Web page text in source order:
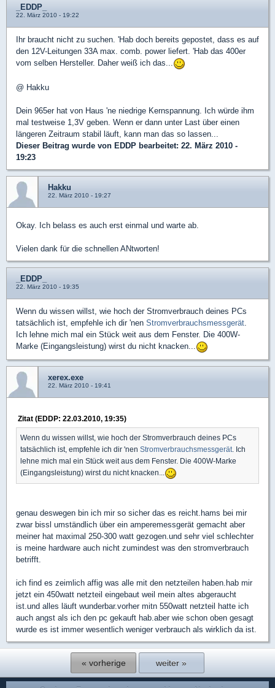
_EDDP_
22. März 2010 - 19:22
Ihr braucht nicht zu suchen. 'Hab doch bereits gepostet, dass es auf
den 12V-Leitungen 33A max. comb. power liefert. 'Hab das 400er
vom selben Hersteller. Daher weiß ich das...
@ Hakku
Dein 965er hat von Haus 'ne niedrige Kernspannung. Ich würde ihm
mal testweise 1,3V geben. Wenn er dann unter Last über einen
längeren Zeitraum stabil läuft, kann man das so lassen...
Dieser Beitrag wurde von EDDP bearbeitet: 22. März 2010 -
19:23
Hakku
22. März 2010 - 19:27
Okay. Ich belass es auch erst einmal und warte ab.
Vielen dank für die schnellen ANtworten!
_EDDP_
22. März 2010 - 19:35
Wenn du wissen willst, wie hoch der Stromverbrauch deines PCs
tatsächlich ist, empfehle ich dir 'nen Stromverbrauchsmessgerät.
Ich lehne mich mal ein Stück weit aus dem Fenster. Die 400W-
Marke (Eingangsleistung) wirst du nicht knacken...
xerex.exe
22. März 2010 - 19:41
Zitat (EDDP: 22.03.2010, 19:35)
Wenn du wissen willst, wie hoch der Stromverbrauch deines PCs
tatsächlich ist, empfehle ich dir 'nen Stromverbrauchsmessgerät . Ich
lehne mich mal ein Stück weit aus dem Fenster. Die 400W-Marke
(Eingangsleistung) wirst du nicht knacken...
genau deswegen bin ich mir so sicher das es reicht.hams bei mir
zwar bissl umständlich über ein amperemessgerät gemacht aber
meiner hat maximal 250-300 watt gezogen.und sehr viel schlechter
is meine hardware auch nicht zumindest was den stromverbrauch
betrifft.
ich find es zeimlich affig was alle mit den netzteilen haben.hab mir
jetzt ein 450watt netzteil eingebaut weil mein altes abgeraucht
ist.und alles läuft wunderbar.vorher mitn 550watt netzteil hatte ich
auch angst als ich den pc gekauft hab.aber wie schon oben gesagt
wurde es ist immer wesentlich weniger verbrauch als wirklich da ist.
« vorherige weiter »